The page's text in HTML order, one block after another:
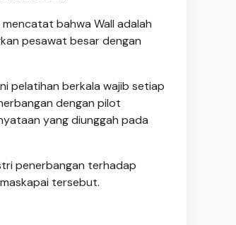
bahwa Wall adalah
pesawat besar dengan
pelatihan berkala wajib setiap
dengan pilot
yang diunggah pada
penerbangan terhadap
tersebut.